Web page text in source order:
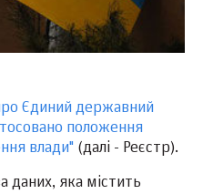
Єдиний державний
положення
влади" (далі - Реєстр).
даних, яка містить